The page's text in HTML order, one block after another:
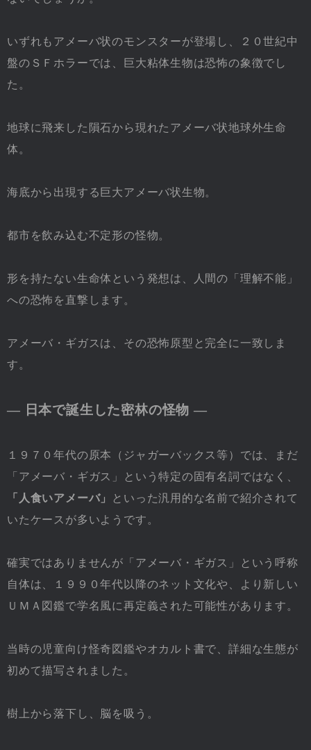
いずれもアメーバ状のモンスターが登場し、２０世紀中
盤のＳＦホラーでは、巨大粘体生物は恐怖の象徴でし
た。
地球に飛来した隕石から現れたアメーバ状地球外生命
体。
海底から出現する巨大アメーバ状生物。
都市を飲み込む不定形の怪物。
形を持たない生命体という発想は、人間の「理解不能」
への恐怖を直撃します。
アメーバ・ギガスは、その恐怖原型と完全に一致しま
す。
― 日本で誕生した密林の怪物 ―
１９７０年代の原本（ジャガーバックス等）では、まだ
「アメーバ・ギガス」という特定の固有名詞ではなく、
「人食いアメーバ」
といった汎用的な名前で紹介されて
いたケースが多いようです。
確実ではありませんが「アメーバ・ギガス」という呼称
自体は、１９９０年代以降のネット文化や、より新しい
ＵＭＡ図鑑で学名風に再定義された可能性があります。
当時の児童向け怪奇図鑑やオカルト書で、詳細な生態が
初めて描写されました。
樹上から落下し、脳を吸う。